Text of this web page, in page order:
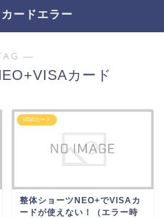
ードエラー
―
カード
VISAカード
整体ショーツNEO+でVISAカ
ードが使えない！（エラー時